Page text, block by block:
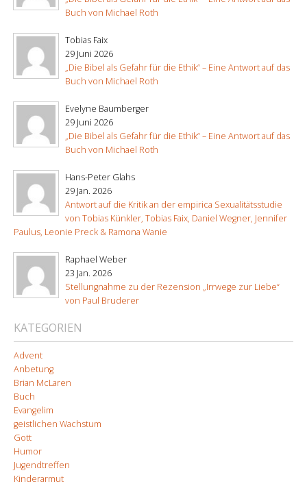
Buch von Michael Roth
Tobias Faix
29 Juni 2026
„Die Bibel als Gefahr für die Ethik“ – Eine Antwort auf das
Buch von Michael Roth
Evelyne Baumberger
29 Juni 2026
„Die Bibel als Gefahr für die Ethik“ – Eine Antwort auf das
Buch von Michael Roth
Hans-Peter Glahs
29 Jan. 2026
Antwort auf die Kritik an der empirica Sexualitätsstudie
von Tobias Künkler, Tobias Faix, Daniel Wegner, Jennifer
Paulus, Leonie Preck & Ramona Wanie
Raphael Weber
23 Jan. 2026
Stellungnahme zu der Rezension „Irrwege zur Liebe“
von Paul Bruderer
KATEGORIEN
Advent
Anbetung
Brian McLaren
Buch
Evangelim
geistlichen Wachstum
Gott
Humor
Jugendtreffen
Kinderarmut